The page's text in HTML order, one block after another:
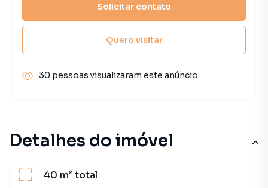
Detalhes do imóvel
40 m²total
Solicitar contato
Quero visitar
30 pessoas visualizaram este anúncio